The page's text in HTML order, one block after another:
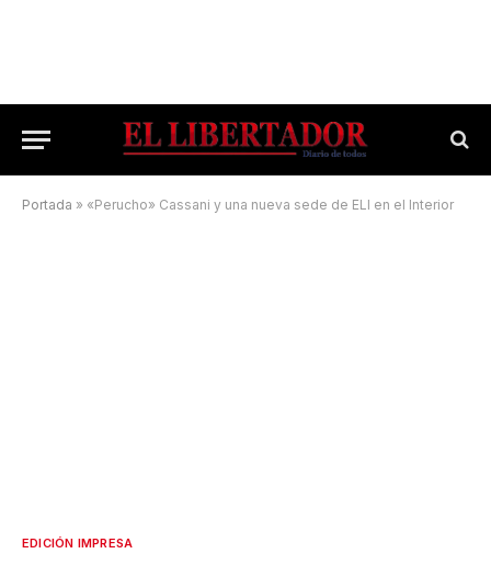
Portada » «Perucho» Cassani y una nueva sede de ELI en el Interior
EDICIÓN IMPRESA